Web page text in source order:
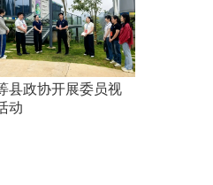
县政协开展委员视
动